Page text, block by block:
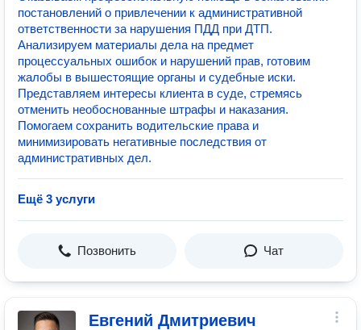
постановлений о привлечении к административной
ответственности за нарушения ПДД при ДТП.
Анализируем материалы дела на предмет
процессуальных ошибок и нарушений прав, готовим
жалобы в вышестоящие органы и судебные иски.
Представляем интересы клиента в суде, стремясь
отменить необоснованные штрафы и наказания.
Помогаем сохранить водительские права и
минимизировать негативные последствия от
административных дел.
Ещё 3 услуги
Позвонить Чат
Евгений Дмитриевич